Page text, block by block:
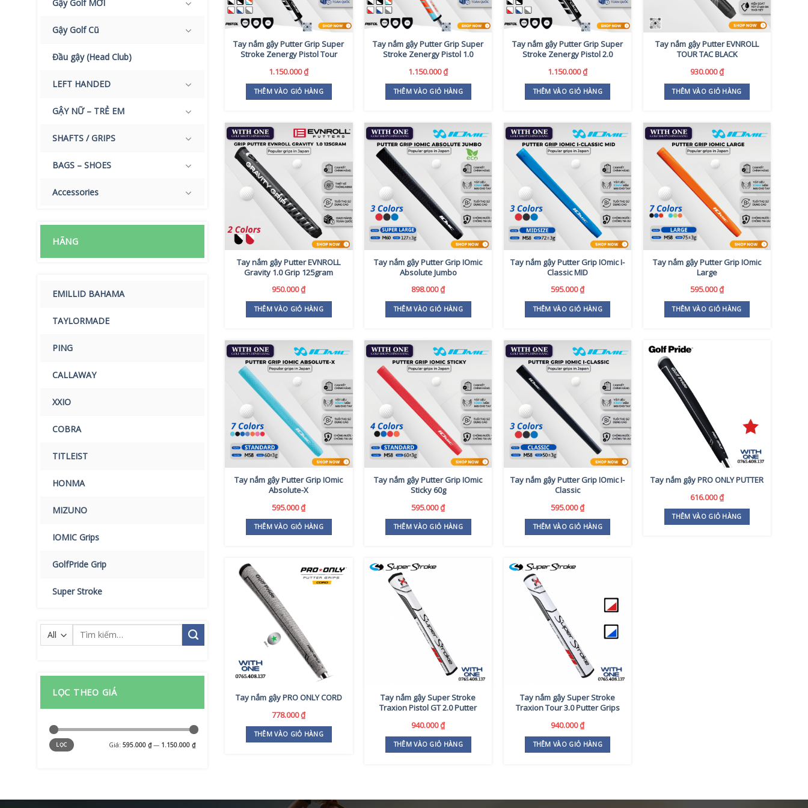
Gậy Golf MỚI
Gậy Golf Cũ
Đầu gậy (Head Club)
LEFT HANDED
GẬY NỮ – TRẺ EM
SHAFTS / GRIPS
BAGS – SHOES
Accessories
HÃNG
EMILLID BAHAMA
TAYLORMADE
PING
CALLAWAY
XXIO
COBRA
TITLEIST
HONMA
MIZUNO
IOMIC Grips
GolfPride Grip
Super Stroke
Tìm
kiếm:
LỌC THEO GIÁ
Giá
tối
thiểu
Giá
tối
đa
LỌC Giá: 595.000 ₫— 1.150.000 ₫
Tay nắm gậy Putter Grip Super
Stroke Zenergy Pistol Tour
1.150.000₫
THÊM VÀO GIỎ HÀNG
Tay nắm gậy Putter Grip Super
Stroke Zenergy Pistol 1.0
1.150.000₫
THÊM VÀO GIỎ HÀNG
Tay nắm gậy Putter Grip Super
Stroke Zenergy Pistol 2.0
1.150.000₫
THÊM VÀO GIỎ HÀNG
Tay nắm gậy Putter EVNROLL
TOUR TAC BLACK
930.000₫
THÊM VÀO GIỎ HÀNG
Tay nắm gậy Putter EVNROLL
Gravity 1.0 Grip 125gram
950.000₫
THÊM VÀO GIỎ HÀNG
Tay nắm gậy Putter Grip IOmic
Absolute Jumbo
898.000₫
THÊM VÀO GIỎ HÀNG
Tay nắm gậy Putter Grip IOmic I-
Classic MID
595.000₫
THÊM VÀO GIỎ HÀNG
Tay nắm gậy Putter Grip IOmic
Large
595.000₫
THÊM VÀO GIỎ HÀNG
Tay nắm gậy Putter Grip IOmic
Absolute-X
595.000₫
THÊM VÀO GIỎ HÀNG
Tay nắm gậy Putter Grip IOmic
Sticky 60g
595.000₫
THÊM VÀO GIỎ HÀNG
Tay nắm gậy Putter Grip IOmic I-
Classic
595.000₫
THÊM VÀO GIỎ HÀNG
Tay nắm gậy PRO ONLY PUTTER
616.000₫
THÊM VÀO GIỎ HÀNG
Tay nắm gậy PRO ONLY CORD
778.000₫
THÊM VÀO GIỎ HÀNG
Tay nắm gậy Super Stroke
Traxion Pistol GT 2.0 Putter
940.000₫
THÊM VÀO GIỎ HÀNG
Tay nắm gậy Super Stroke
Traxion Tour 3.0 Putter Grips
940.000₫
THÊM VÀO GIỎ HÀNG